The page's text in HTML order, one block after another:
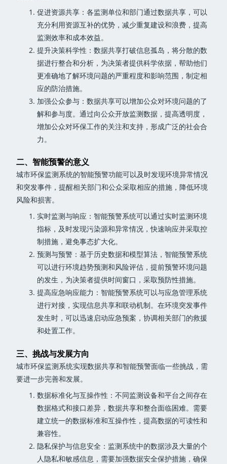
促进资源共享：各监测单位和部门通过数据共享，可以
充分利用资源互补的优势，减少重复建设和浪费，提高
监测效率和成本效益。
提升决策科学性：数据共享打破信息孤岛，将分散的数
据进行整合和分析，为决策者提供科学依据，帮助他们
更准确地了解环境问题的严重程度和影响范围，制定相
应的防治措施。
加强公众参与：数据共享可以增加公众对环境问题的了
解和参与度。通过向公众开放监测数据，提高透明度，
增加公众对环保工作的关注和支持，形成广泛的社会合
力。
二、智能预警的意义
城市环保监测系统的智能预警功能可以及时发现环境异常情况
和突发事件，提醒相关部门和公众采取相应的措施，降低环境
风险和损害。
实时监测与响应：智能预警系统可以通过实时监测环境
指标，及时发现污染源和异常情况，快速响应并采取控
制措施，避免事态扩大化。
预测与预警：基于历史数据和模型算法，智能预警系统
可以进行环境趋势预测和风险评估，提前预警环境问题
的发生，为决策者提供时间窗口，采取预防性措施。
提高应急响应能力：智能预警系统可以与应急管理系统
进行对接，实现信息共享和联动机制。在环境突发事件
发生时，可以迅速启动应急预案，协调相关部门的救援
和处置工作。
三、挑战与发展方向
城市环保监测系统实现数据共享和智能预警面临一些挑战，需
要进一步完善和发展。
数据标准化与互操作性：不同监测设备和平台之间存在
数据格式和接口差异，数据共享和整合面临困难。需要
建立统一的数据标准和互操作性，提高数据的可读性和
兼容性。
隐私保护与信息安全：监测系统中的数据涉及大量的个
人隐私和敏感信息，需要加强数据安全保护措施，确保